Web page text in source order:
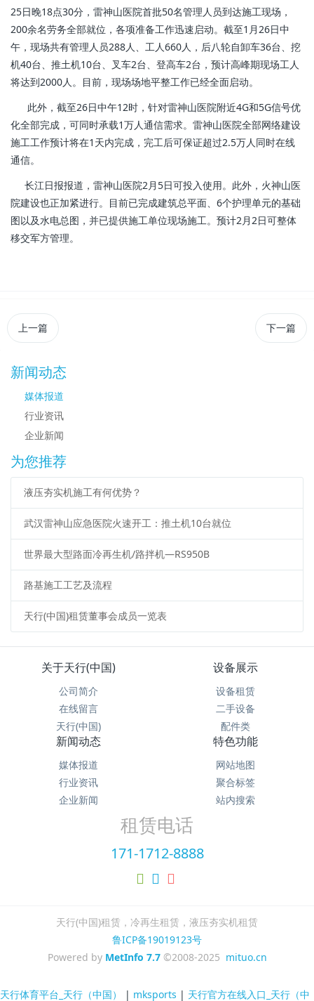
25日晚18点30分，雷神山医院首批50名管理人员到达施工现场，
200余名劳务全部就位，各项准备工作迅速启动。截至1月26日中
午，现场共有管理人员288人、工人660人，后八轮自卸车36台、挖
机40台、推土机10台、叉车2台、登高车2台，预计高峰期现场工人
将达到2000人。目前，现场场地平整工作已经全面启动。
此外，截至26日中午12时，针对雷神山医院附近4G和5G信号优
化全部完成，可同时承载1万人通信需求。雷神山医院全部网络建设
施工工作预计将在1天内完成，完工后可保证超过2.5万人同时在线
通信。
长江日报报道，雷神山医院2月5日可投入使用。此外，火神山医
院建设也正加紧进行。目前已完成建筑总平面、6个护理单元的基础
图以及水电总图，并已提供施工单位现场施工。预计2月2日可整体
移交军方管理。
上一篇 下一篇
新闻动态
媒体报道
行业资讯
企业新闻
为您推荐
液压夯实机施工有何优势？
武汉雷神山应急医院火速开工：推土机10台就位
世界最大型路面冷再生机/路拌机—RS950B
路基施工工艺及流程
天行(中国)租赁董事会成员一览表
关于天行(中国)
公司简介
在线留言
天行(中国)
设备展示
设备租赁
二手设备
配件类
新闻动态
媒体报道
行业资讯
企业新闻
特色功能
网站地图
聚合标签
站内搜索
租赁电话
171-1712-8888
天行(中国)租赁，冷再生租赁，液压夯实机租赁
鲁ICP备19019123号
Powered by MetInfo 7.7©2008-2025 mituo.cn
天行体育平台_天行（中国） | mksports | 天行官方在线入口_天行（中